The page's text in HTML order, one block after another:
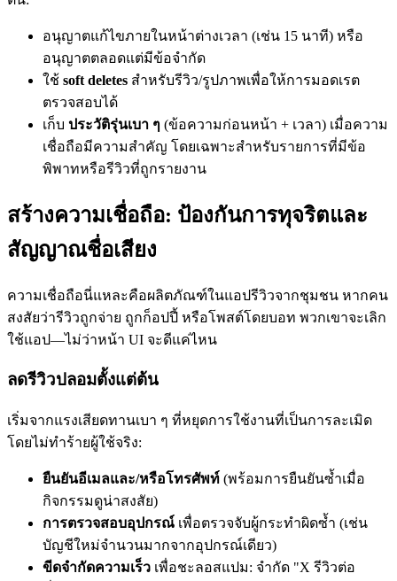
อนุญาตแก้ไขภายในหน้าต่างเวลา (เช่น 15 นาที) หรือ
อนุญาตตลอดแต่มีข้อจำกัด
ใช้ soft deletes สำหรับรีวิว/รูปภาพเพื่อให้การมอดเรต
ตรวจสอบได้
เก็บ ประวัติรุ่นเบา ๆ (ข้อความก่อนหน้า + เวลา) เมื่อความ
เชื่อถือมีความสำคัญ โดยเฉพาะสำหรับรายการที่มีข้อ
พิพาทหรือรีวิวที่ถูกรายงาน
สร้างความเชื่อถือ: ป้องกันการทุจริตและ
สัญญาณชื่อเสียง
ความเชื่อถือนี่แหละคือผลิตภัณฑ์ในแอปรีวิวจากชุมชน หากคน
สงสัยว่ารีวิวถูกจ่าย ถูกก็อปปี้ หรือโพสต์โดยบอท พวกเขาจะเลิก
ใช้แอป—ไม่ว่าหน้า UI จะดีแค่ไหน
ลดรีวิวปลอมตั้งแต่ต้น
เริ่มจากแรงเสียดทานเบา ๆ ที่หยุดการใช้งานที่เป็นการละเมิด
โดยไม่ทำร้ายผู้ใช้จริง:
ยืนยันอีเมลและ/หรือโทรศัพท์ (พร้อมการยืนยันซ้ำเมื่อ
กิจกรรมดูน่าสงสัย)
การตรวจสอบอุปกรณ์ เพื่อตรวจจับผู้กระทำผิดซ้ำ (เช่น
บัญชีใหม่จำนวนมากจากอุปกรณ์เดียว)
ขีดจำกัดความเร็ว เพื่อชะลอสแปม: จำกัด "X รีวิวต่อ